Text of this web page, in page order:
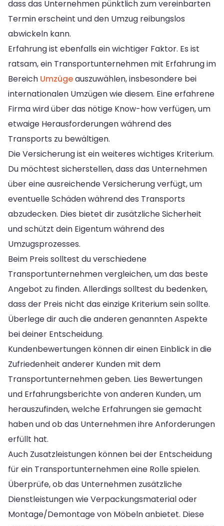
dass das Unternehmen pünktlich zum vereinbarten
Termin erscheint und den Umzug reibungslos
abwickeln kann.
Erfahrung ist ebenfalls ein wichtiger Faktor. Es ist
ratsam, ein Transportunternehmen mit Erfahrung im
Bereich Umzügeauszuwählen, insbesondere bei
internationalen Umzügen wie diesem. Eine erfahrene
Firma wird über das nötige Know-how verfügen, um
etwaige Herausforderungen während des
Transports zu bewältigen.
Die Versicherung ist ein weiteres wichtiges Kriterium.
Du möchtest sicherstellen, dass das Unternehmen
über eine ausreichende Versicherung verfügt, um
eventuelle Schäden während des Transports
abzudecken. Dies bietet dir zusätzliche Sicherheit
und schützt dein Eigentum während des
Umzugsprozesses.
Beim Preis solltest du verschiedene
Transportunternehmen vergleichen, um das beste
Angebot zu finden. Allerdings solltest du bedenken,
dass der Preis nicht das einzige Kriterium sein sollte.
Überlege dir auch die anderen genannten Aspekte
bei deiner Entscheidung.
Kundenbewertungen können dir einen Einblick in die
Zufriedenheit anderer Kunden mit dem
Transportunternehmen geben. Lies Bewertungen
und Erfahrungsberichte von anderen Kunden, um
herauszufinden, welche Erfahrungen sie gemacht
haben und ob das Unternehmen ihre Anforderungen
erfüllt hat.
Auch Zusatzleistungen können bei der Entscheidung
für ein Transportunternehmen eine Rolle spielen.
Überprüfe, ob das Unternehmen zusätzliche
Dienstleistungen wie Verpackungsmaterial oder
Montage/Demontage von Möbeln anbietet. Diese